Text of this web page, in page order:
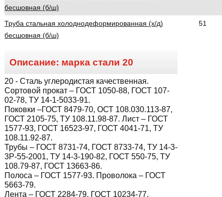
бесшовная (б/ш)
Труба стальная холоднодеформированная (х/д)
бесшовная (б/ш)
51
Описание: марка стали 20
20 - Сталь углеродистая качественная.
Сортовой прокат – ГОСТ 1050-88, ГОСТ 107-
02-78, ТУ 14-1-5033-91.
Поковки –ГОСТ 8479-70, ОСТ 108.030.113-87,
ГОСТ 2105-75, ТУ 108.11.98-87. Лист – ГОСТ
1577-93, ГОСТ 16523-97, ГОСТ 4041-71, ТУ
108.11.92-87.
Трубы – ГОСТ 8731-74, ГОСТ 8733-74, ТУ 14-3-
3Р-55-2001, ТУ 14-3-190-82, ГОСТ 550-75, ТУ
108.79-87, ГОСТ 13663-86.
Полоса – ГОСТ 1577-93. Проволока – ГОСТ
5663-79.
Лента – ГОСТ 2284-79, ГОСТ 10234-77.